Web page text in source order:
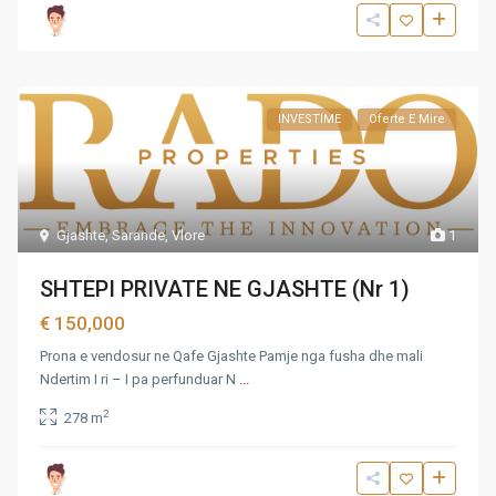
1
Gjashte,Sarande,Vlore
INVESTIME Oferte E Mire
SHTEPI PRIVATE NE GJASHTE (Nr 1)
€ 150,000
Prona e vendosur ne Qafe Gjashte Pamje nga fusha dhe mali
Ndertim I ri – I pa perfunduar N ...
278 m2